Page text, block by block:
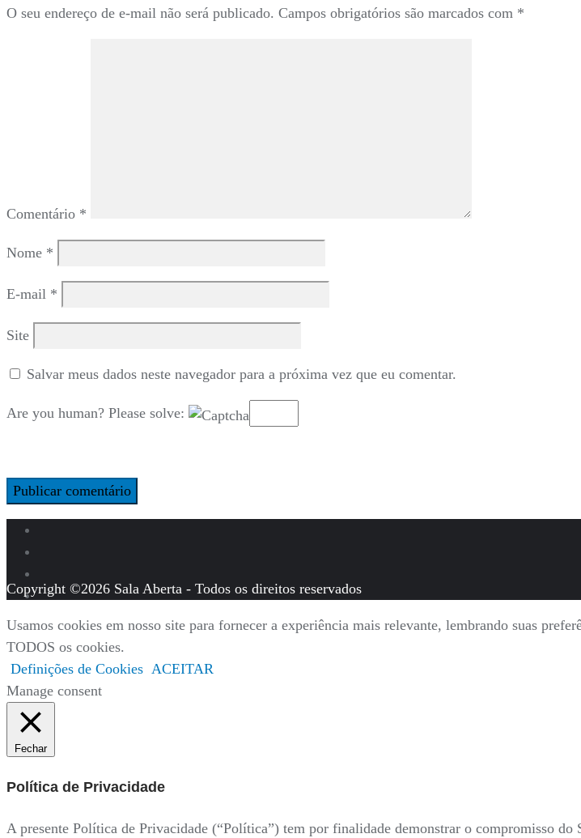
O seu endereço de e-mail não será publicado. Campos obrigatórios são marcados com *
Comentário *
Nome *
E-mail *
Site
Salvar meus dados neste navegador para a próxima vez que eu comentar.
Are you human? Please solve:
Copyright ©2026 Sala Aberta - Todos os direitos reservados
Usamos cookies em nosso site para fornecer a experiência mais relevante, lembrando suas
TODOS os cookies.
Definições de Cookies ACEITAR
Manage consent
Fechar
Política de Privacidade
A presente Política de Privacidade (“Política”) tem por finalidade demonstrar o compromisso